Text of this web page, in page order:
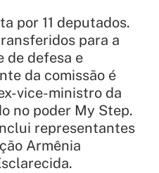
por 11 deputados.
para a
de defesa e
da comissão é
vice-ministro da
no poder My Step.
representantes
Armênia